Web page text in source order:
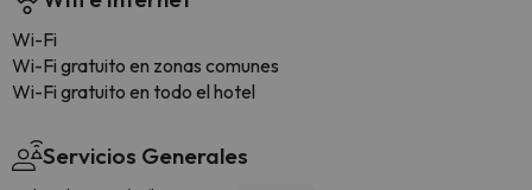
Wi-Fi
Wi-Fi gratuito en zonas comunes
Wi-Fi gratuito en todo el hotel
Servicios Generales